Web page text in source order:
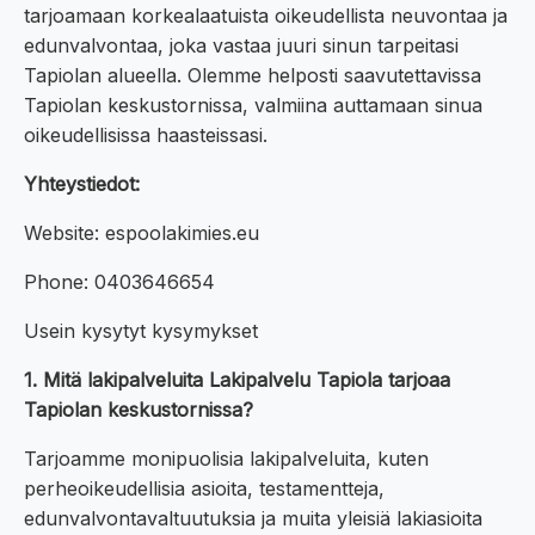
tarjoamaan korkealaatuista oikeudellista neuvontaa ja
edunvalvontaa, joka vastaa juuri sinun tarpeitasi
Tapiolan alueella. Olemme helposti saavutettavissa
Tapiolan keskustornissa, valmiina auttamaan sinua
oikeudellisissa haasteissasi.
Yhteystiedot:
Website: espoolakimies.eu
Phone: 0403646654
Usein kysytyt kysymykset
1. Mitä lakipalveluita Lakipalvelu Tapiola tarjoaa
Tapiolan keskustornissa?
Tarjoamme monipuolisia lakipalveluita, kuten
perheoikeudellisia asioita, testamentteja,
edunvalvontavaltuutuksia ja muita yleisiä lakiasioita